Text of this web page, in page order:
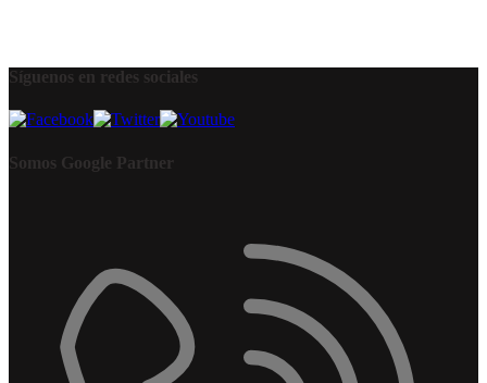
Síguenos en redes sociales
Somos Google Partner